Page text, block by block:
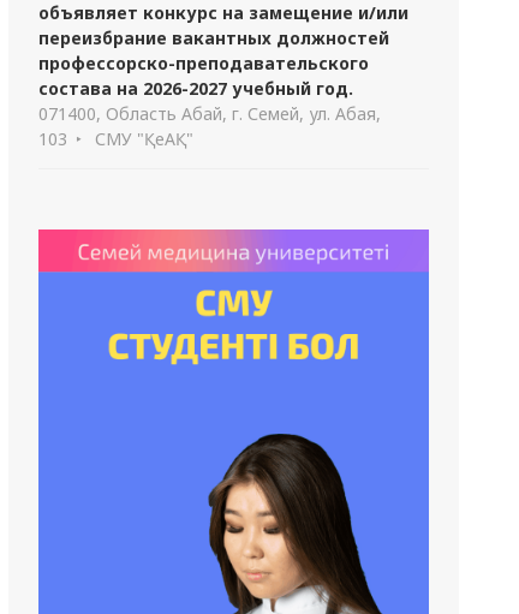
объявляет конкурс на замещение и/или
переизбрание вакантных должностей
профессорско-преподавательского
состава на 2026-2027 учебный год.
071400, Область Абай, г. Семей, ул. Абая,
103
СМУ "ҚеАҚ"